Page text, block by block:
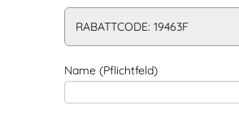
RABATTCODE: 19463F
Name (Pflichtfeld)